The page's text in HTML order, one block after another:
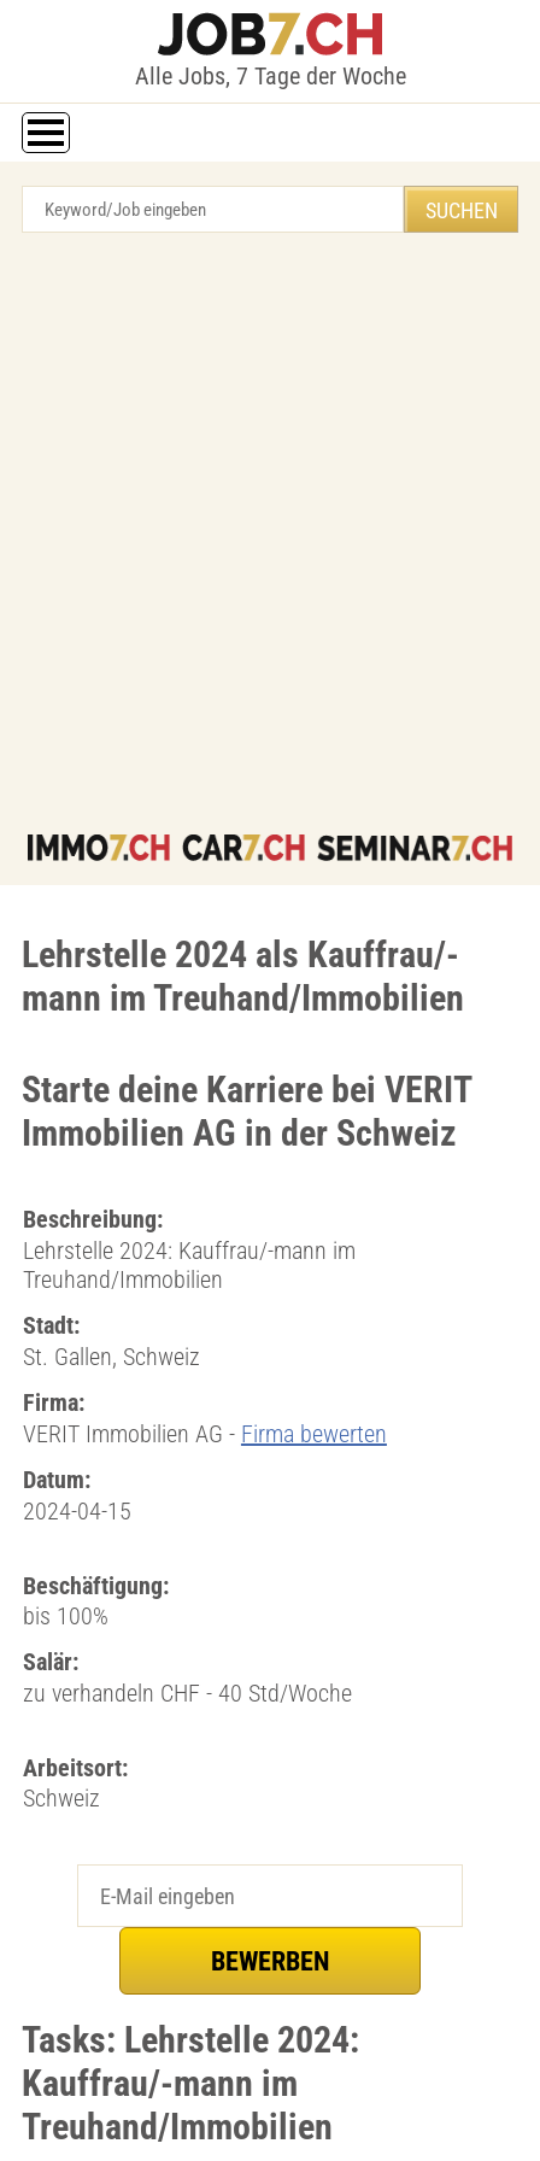
Alle Jobs, 7 Tage der Woche
Lehrstelle 2024 als Kauffrau/-
mann im Treuhand/Immobilien
Starte deine Karriere bei VERIT
Immobilien AG in der Schweiz
Beschreibung:
Lehrstelle 2024: Kauffrau/-mann im
Treuhand/Immobilien
Stadt:
St. Gallen, Schweiz
Firma:
VERIT Immobilien AG - Firma bewerten
Datum:
2024-04-15
Beschäftigung:
bis 100%
Salär:
zu verhandeln CHF - 40 Std/Woche
Arbeitsort:
Schweiz
Tasks: Lehrstelle 2024:
Kauffrau/-mann im
Treuhand/Immobilien